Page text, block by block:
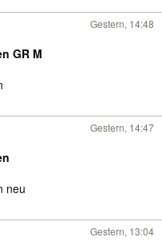
Gestern, 14:48
GR M
Gestern, 14:47
neu
Gestern, 13:04